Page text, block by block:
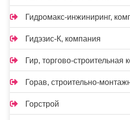
Гидромакс-инжиниринг,
Гидэзис-К, компания
Гир, торгово-строительная
Горав, строительно-
Горстрой